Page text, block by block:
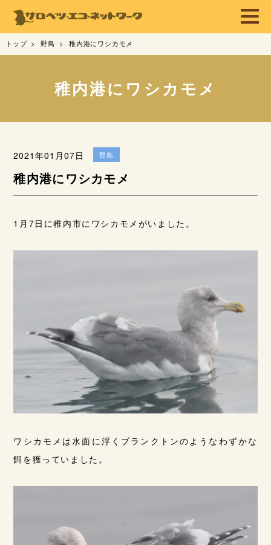
トップ 野鳥 稚内港にワシカモメ
稚内港にワシカモメ
2021年01月07日 野鳥
稚内港にワシカモメ
1月7日に稚内市にワシカモメがいました。
ワシカモメは水面に浮くプランクトンのようなわずかな
餌を獲っていました。